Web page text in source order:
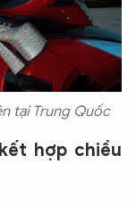
tại Trung Quốc
hợp chiều